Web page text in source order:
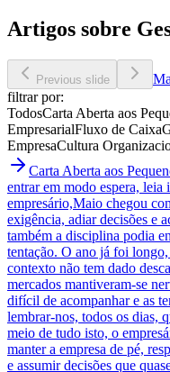
Artigos sobre
Previous slide
filtrar por:
TodosCarta Aberta aos
EmpresarialFluxo de Caixa
EmpresaCultura
Carta Aberta aos
entrar em modo espera, leia
empresário,Maio chegou
exigência, adiar decisões e
também a disciplina podia
tentação. O ano já foi
contexto não tem dado
mercados mantiveram-se
difícil de acompanhar e as
lembrar-nos, todos os dias,
meio de tudo isto, o
manter a empresa de pé,
e assumir decisões que